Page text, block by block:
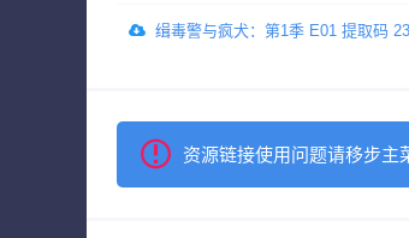
缉毒警与疯犬：第1季 E01 提取码
资源链接使用问题请移步